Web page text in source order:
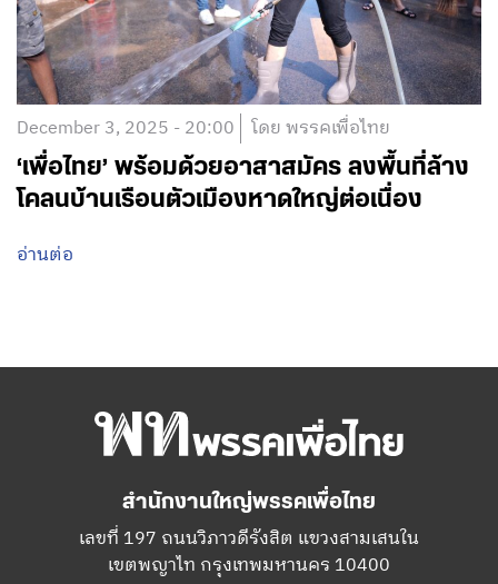
December 3, 2025 - 20:00 โดย พรรคเพื่อไทย
‘เพื่อไทย’ พร้อมด้วยอาสาสมัคร ลงพื้นที่ล้าง
โคลนบ้านเรือนตัวเมืองหาดใหญ่ต่อเนื่อง
อ่านต่อ
สำนักงานใหญ่พรรคเพื่อไทย
เลขที่ 197 ถนนวิภาวดีรังสิต แขวงสามเสนใน
เขตพญาไท กรุงเทพมหานคร 10400